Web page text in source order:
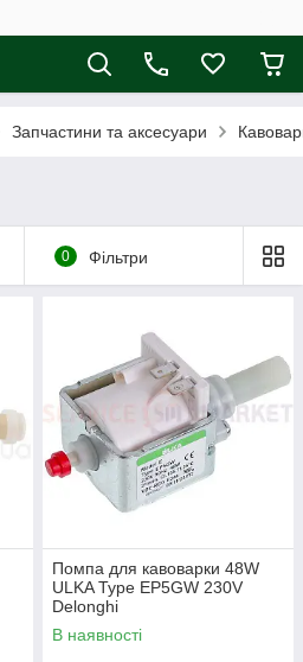
Запчастини та аксесуари
0 Фільтри
Помпа для кавоварки 48W
ULKA Type EP5GW 230V
Delonghi
В наявності